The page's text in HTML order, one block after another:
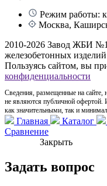
Режим работы:
Москва,
2010-2026 Завод ЖБИ
железобетонных
Пользуясь сайтом, вы
конфиденциальности
Сведения, размещенные на
не являются публичной офертой.
как значительными, так и
Главная Каталог
Сравнение
Закрыть
Задать вопрос